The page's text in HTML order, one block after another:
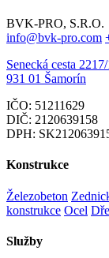
BVK-PRO, S.R.O.
info@bvk-pro.com
Senecká cesta
931 01 Šamorín
IČO: 51211629
DIČ: 2120639158
DPH:
Konstrukce
Železobeton
konstrukce Ocel
Služby